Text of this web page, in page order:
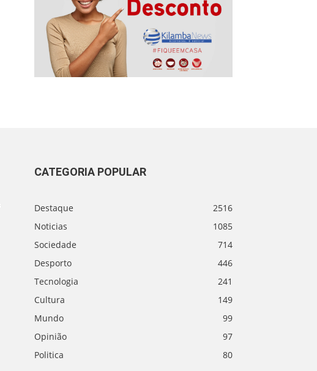
CATEGORIA POPULAR
Destaque
2516
Noticias
1085
Sociedade
714
Desporto
446
Tecnologia
241
Cultura
149
Mundo
99
Opinião
97
Politica
80